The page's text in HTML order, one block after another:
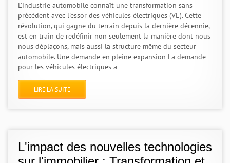
L'industrie automobile connaît une transformation sans
précédent avec l'essor des véhicules électriques (VE). Cette
révolution, qui gagne du terrain depuis la dernière décennie,
est en train de redéfinir non seulement la manière dont nous
nous déplaçons, mais aussi la structure même du secteur
automobile. Une demande en pleine expansion La demande
pour les véhicules électriques a
LIRE LA SUITE
L'impact des nouvelles technologies